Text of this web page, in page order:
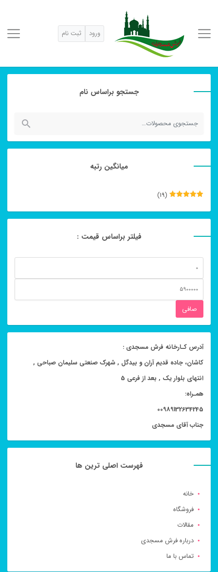
ورود ثبت نام
جستجو براساس نام
جستجو
میانگین رتبه
(19)
فیلتر براساس قیمت :
قیمت
قيمت
صافی
آدرس کـارخانه فرش مسجدی :
کاشان، جاده قدیم آران و بیدگل , شهرک صنعتی سلیمان صباحی ,
انتهای بلوار یک , بعد از فرعی 5
همـراه:
00989132634245
جناب آقای مسجدی
فهرست اصلی ترین ها
خانه
فروشگاه
مقالات
درباره فرش مسجدی
تماس با ما